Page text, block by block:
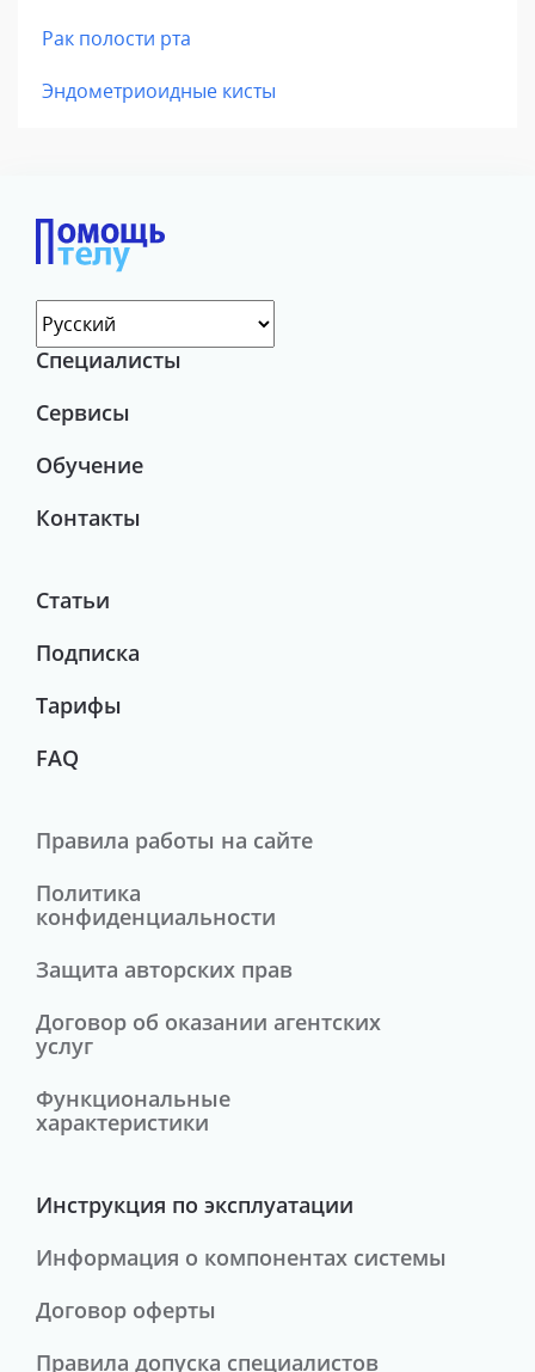
Рак полости рта
Эндометриоидные кисты
Специалисты
Сервисы
Обучение
Контакты
Статьи
Подписка
Тарифы
FAQ
Правила работы на сайте
Политика
конфиденциальности
Защита авторских прав
Договор об оказании агентских
услуг
Функциональные
характеристики
Инструкция по эксплуатации
Информация о компонентах системы
Договор оферты
Правила допуска специалистов